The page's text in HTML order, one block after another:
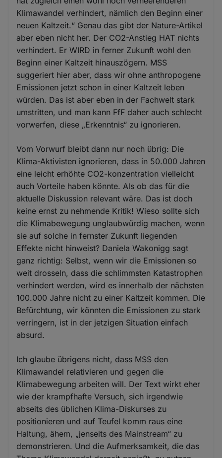
Klimawandel verhindert, nämlich den Beginn einer
neuen Kaltzeit.“ Genau das gibt der Nature-Artikel
aber eben nicht her. Der CO2-Anstieg HAT nichts
verhindert. Er WIRD in ferner Zukunft wohl den
Beginn einer Kaltzeit hinauszögern. MSS
suggeriert hier aber, dass wir ohne anthropogene
Emissionen jetzt schon in einer Kaltzeit leben
würden. Das ist aber eben in der Fachwelt stark
umstritten, und man kann FfF daher auch schlecht
vorwerfen, diese „Erkenntnis“ zu ignorieren.
Vom Vorwurf bleibt dann nur noch übrig: Die
Klima-Aktivisten ignorieren, dass in 50.000 Jahren
eine leicht erhöhte CO2-konzentration vielleicht
auch Vorteile haben könnte. Als ob das für die
aktuelle Diskussion relevant wäre. Das ist doch
keine ernst zu nehmende Kritik! Wieso sollte sich
die Klimabewegung unglaubwürdig machen, wenn
sie auf solche in fernster Zukunft liegenden
Effekte nicht hinweist? Daniela Wakonigg sagt
ganz richtig: Selbst, wenn wir die Emissionen so
weit drosseln, dass die schlimmsten Katastrophen
verhindert werden, wird es innerhalb der nächsten
100.000 Jahre nicht zu einer Kaltzeit kommen. Die
Befürchtung, wir könnten die Emissionen zu stark
verringern, ist in der jetzigen Situation einfach
absurd.
Ich glaube übrigens nicht, dass MSS den
Klimawandel relativieren und gegen die
Klimabewegung arbeiten will. Der Text wirkt eher
wie der krampfhafte Versuch, sich irgendwie
abseits des üblichen Klima-Diskurses zu
positionieren und auf Teufel komm raus eine
Haltung, ähem, „jenseits des Mainstream“ zu
demonstrieren. Und die Aufmerksamkeit, die das